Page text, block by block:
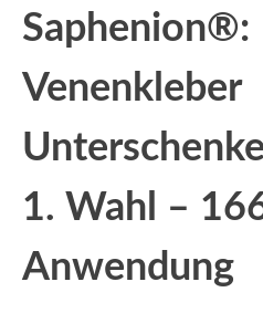
Saphenion®:
Venenkleber
1. Wahl –
Anwendung